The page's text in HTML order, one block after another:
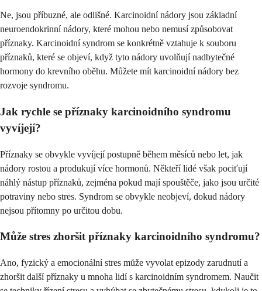
Ne, jsou příbuzné, ale odlišné. Karcinoidní nádory jsou základní
neuroendokrinní nádory, které mohou nebo nemusí způsobovat
příznaky. Karcinoidní syndrom se konkrétně vztahuje k souboru
příznaků, které se objeví, když tyto nádory uvolňují nadbytečné
hormony do krevního oběhu. Můžete mít karcinoidní nádory bez
rozvoje syndromu.
Jak rychle se příznaky karcinoidního syndromu
vyvíjejí?
Příznaky se obvykle vyvíjejí postupně během měsíců nebo let, jak
nádory rostou a produkují více hormonů. Někteří lidé však pociťují
náhlý nástup příznaků, zejména pokud mají spouštěče, jako jsou určité
potraviny nebo stres. Syndrom se obvykle neobjeví, dokud nádory
nejsou přítomny po určitou dobu.
Může stres zhoršit příznaky karcinoidního syndromu?
Ano, fyzický a emocionální stres může vyvolat epizody zarudnutí a
zhoršit další příznaky u mnoha lidí s karcinoidním syndromem. Naučit